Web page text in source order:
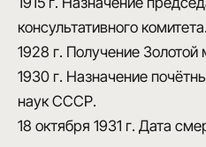
консультативного комитета.
1928 г. Получение Золотой
1930 г. Назначение
наук СССР.
18 октября 1931 г. Дата